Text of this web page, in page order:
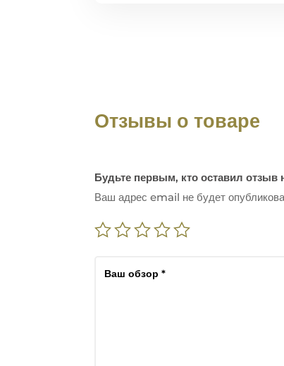
Отзывы о товаре
Будьте первым, кто оставил
Ваш адрес email не будет